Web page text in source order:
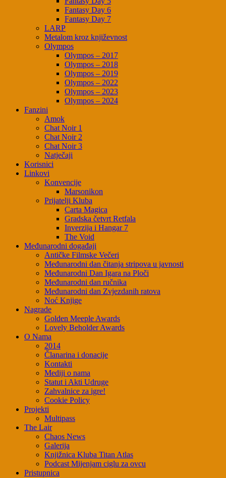
Fantasy Day 6
Fantasy Day 7
LARP
Metalom kroz književnost
Olympos
Olympos – 2017
Olympos – 2018
Olympos – 2019
Olympos – 2022
Olympos – 2023
Olympos – 2024
Fanzini
Amok
Chat Noir 1
Chat Noir 2
Chat Noir 3
Natječaji
Korisnici
Linkovi
Konvencije
Marsonikon
Prijatelji Kluba
Carta Magica
Gradska četvrt Retfala
Inverzija i Hangar 7
The Void
Međunarodni događaji
Antičke Filmske Večeri
Međunarodni dan čitanja stripova u javnosti
Međunarodni Dan Igara na Ploči
Međunarodni dan ručnika
Međunarodni dan Zvjezdanih ratova
Noć Knjige
Nagrade
Golden Meeple Awards
Lovely Beholder Awards
O Nama
2014
Članarina i donacije
Kontakti
Mediji o nama
Statut i Akti Udruge
Zahvalnice za igre!
Cookie Policy
Projekti
Multipass
The Lair
Chaos News
Galerija
Knjižnica Kluba Titan Atlas
Podcast Mijenjam ciglu za ovcu
Pristupnica